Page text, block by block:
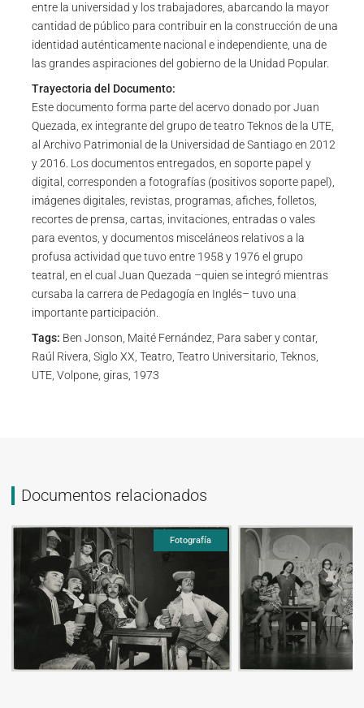
entre la universidad y los trabajadores, abarcando la mayor
cantidad de público para contribuir en la construcción de una
identidad auténticamente nacional e independiente, una de
las grandes aspiraciones del gobierno de la Unidad Popular.
Trayectoria del Documento:
Este documento forma parte del acervo donado por Juan
Quezada, ex integrante del grupo de teatro Teknos de la UTE,
al Archivo Patrimonial de la Universidad de Santiago en 2012
y 2016. Los documentos entregados, en soporte papel y
digital, corresponden a fotografías (positivos soporte papel),
imágenes digitales, revistas, programas, afiches, folletos,
recortes de prensa, cartas, invitaciones, entradas o vales
para eventos, y documentos misceláneos relativos a la
profusa actividad que tuvo entre 1958 y 1976 el grupo
teatral, en el cual Juan Quezada –quien se integró mientras
cursaba la carrera de Pedagogía en Inglés– tuvo una
importante participación.
Tags: Ben Jonson, Maité Fernández, Para saber y contar,
Raúl Rivera, Siglo XX, Teatro, Teatro Universitario, Teknos,
UTE, Volpone, giras, 1973
Documentos relacionados
Fotografía